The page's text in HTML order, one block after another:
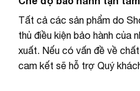
Tất cả các sản phẩm do
thủ điều kiện bảo hành của
xuất. Nếu có vấn đề về
cam kết sẽ hỗ trợ Quý